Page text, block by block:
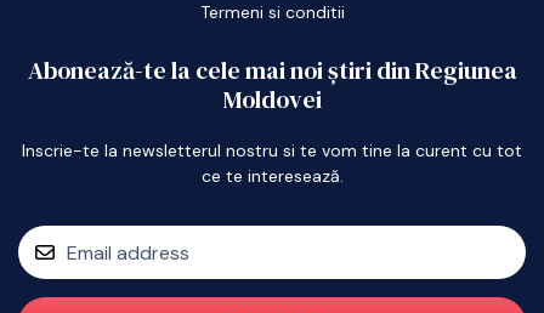
Termeni si conditii
Abonează-te la cele mai noi știri din Regiunea
Moldovei
Inscrie-te la newsletterul nostru si te vom tine la curent cu tot
ce te interesează.